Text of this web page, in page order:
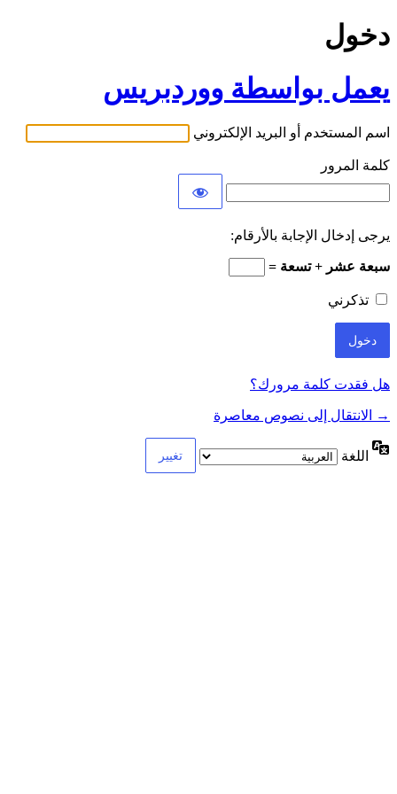
دخول
يعمل بواسطة ووردبريس
اسم المستخدم أو البريد الإلكتروني
كلمة المرور
يرجى إدخال الإجابة بالأرقام:
سبعة عشر + تسعة =
تذكرني
هل فقدت كلمة مرورك؟
→ الانتقال إلى نصوص معاصرة
اللغة